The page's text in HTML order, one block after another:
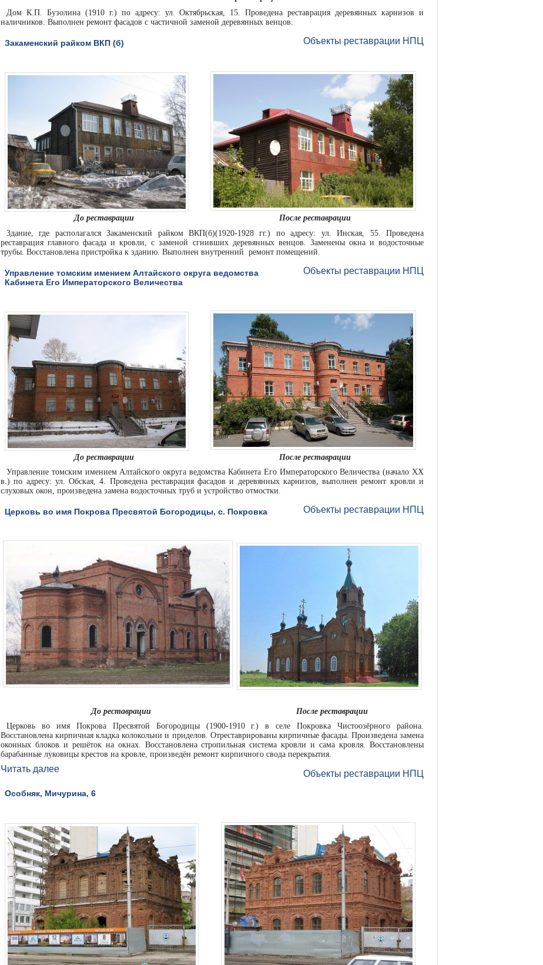
Дом К.П. Бузолина (1910 г.) по адресу: ул. Октябрьская, 15. Проведена реставрация деревянных карнизов и
наличников. Выполнен ремонт фасадов с частичной заменой деревянных венцов.
Объекты реставрации НПЦ
Закаменский райком ВКП (б)
До реставрации
После реставрации
Здание, где располагался Закаменский райком ВКП(б)(1920-1928 гг.) по адресу: ул. Инская, 55. Проведена
реставрация главного фасада и кровли, с заменой сгнивших деревянных венцов. Заменены окна и водосточные
трубы. Восстановлена пристройка к зданию. Выполнен внутренний ремонт помещений.
Объекты реставрации НПЦ
Управление томским имением Алтайского округа ведомства
Кабинета Его Императорского Величества
До реставрации
После реставрации
Управление томским имением Алтайского округа ведомства Кабинета Его Императорского Величества (начало ХХ
в.) по адресу: ул. Обская, 4. Проведена реставрация фасадов и деревянных карнизов, выполнен ремонт кровли и
слуховых окон, произведена замена водосточных труб и устройство отмостки.
Объекты реставрации НПЦ
Церковь во имя Покрова Пресвятой Богородицы, с. Покровка
До реставрации
После реставрации
Церковь во имя Покрова Пресвятой Богородицы (1900-1910 г.) в селе Покровка Чистоозёрного района.
Восстановлена кирпичная кладка колокольни и приделов. Отреставрированы кирпичные фасады. Произведена замена
оконных блоков и решёток на окнах. Восстановлена стропильная система кровли и сама кровля. Восстановлены
барабанные луковицы крестов на кровле, произведён ремонт кирпичного свода перекрытия.
Объекты реставрации НПЦ
Читать далее
Особняк, Мичурина, 6